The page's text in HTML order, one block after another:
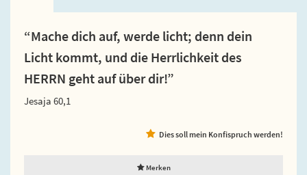
“Mache dich auf, werde licht; denn dein
Licht kommt, und die Herrlichkeit des
HERRN geht auf über dir!”
Jesaja 60,1
Dies soll mein Konfispruch werden!
Merken